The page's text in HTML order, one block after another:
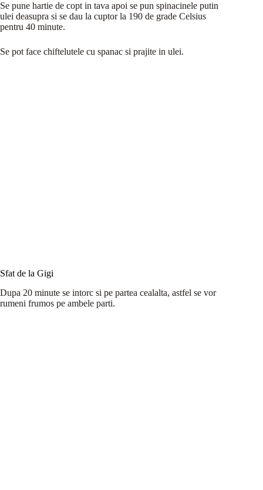
Se pune hartie de copt in tava apoi se pun spinacinele putin
ulei deasupra si se dau la cuptor la 190 de grade Celsius
pentru 40 minute.
Se pot face chiftelutele cu spanac si prajite in ulei.
Sfat de la Gigi
Dupa 20 minute se intorc si pe partea cealalta, astfel se vor
rumeni frumos pe ambele parti.